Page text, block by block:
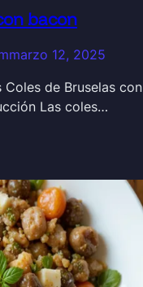
bacon
marzo 12, 2025
de Bruselas con
Las coles…